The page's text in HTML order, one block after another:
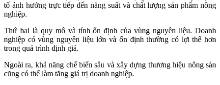
tố ảnh hưởng trực tiếp đến năng suất và chất lượng sản phẩm nông
nghiệp.
Thứ hai là quy mô và tính ổn định của vùng nguyên liệu. Doanh
nghiệp có vùng nguyên liệu lớn và ổn định thường có lợi thế hơn
trong quá trình định giá.
Ngoài ra, khả năng chế biến sâu và xây dựng thương hiệu nông sản
cũng có thể làm tăng giá trị doanh nghiệp.